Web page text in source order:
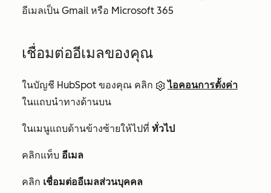
อีเมลเป็น Gmail หรือ Microsoft 365
เชื่อมต่ออีเมลของคุณ
ในบัญชี HubSpot ของคุณ คลิก
ไอคอนการตั้งค่า
ในแถบนำทางด้านบน
ในเมนูแถบด้านข้างซ้ายให้ไปที่ ทั่วไป
คลิกแท็บ อีเมล
คลิก เชื่อมต่ออีเมลส่วนบุคคล